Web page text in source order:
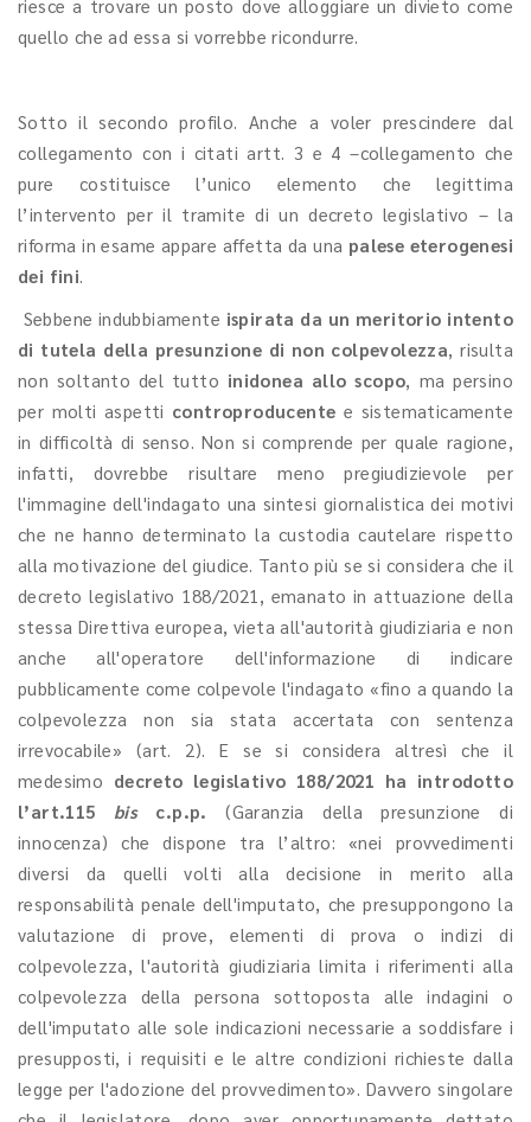
riesce a trovare un posto dove alloggiare un divieto come
quello che ad essa si vorrebbe ricondurre.
Sotto il secondo profilo. Anche a voler prescindere dal
collegamento con i citati artt. 3 e 4 –collegamento che
pure costituisce l’unico elemento che legittima
l’intervento per il tramite di un decreto legislativo – la
riforma in esame appare affetta da una palese eterogenesi
dei fini.
Sebbene indubbiamente ispirata da un meritorio intento
di tutela della presunzione di non colpevolezza, risulta
non soltanto del tutto inidonea allo scopo, ma persino
per molti aspetti controproducente e sistematicamente
in difficoltà di senso. Non si comprende per quale ragione,
infatti, dovrebbe risultare meno pregiudizievole per
l'immagine dell'indagato una sintesi giornalistica dei motivi
che ne hanno determinato la custodia cautelare rispetto
alla motivazione del giudice. Tanto più se si considera che il
decreto legislativo 188/2021, emanato in attuazione della
stessa Direttiva europea, vieta all'autorità giudiziaria e non
anche all'operatore dell'informazione di indicare
pubblicamente come colpevole l'indagato «fino a quando la
colpevolezza non sia stata accertata con sentenza
irrevocabile» (art. 2). E se si considera altresì che il
medesimo decreto legislativo 188/2021 ha introdotto
l’art.115 bisc.p.p. (Garanzia della presunzione di
innocenza) che dispone tra l’altro: «nei provvedimenti
diversi da quelli volti alla decisione in merito alla
responsabilità penale dell'imputato, che presuppongono la
valutazione di prove, elementi di prova o indizi di
colpevolezza, l'autorità giudiziaria limita i riferimenti alla
colpevolezza della persona sottoposta alle indagini o
dell'imputato alle sole indicazioni necessarie a soddisfare i
presupposti, i requisiti e le altre condizioni richieste dalla
legge per l'adozione del provvedimento». Davvero singolare